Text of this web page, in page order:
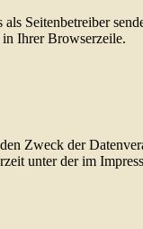
Seitenbetreiber
in Ihrer Browserzeile.
Zweck der
unter der im